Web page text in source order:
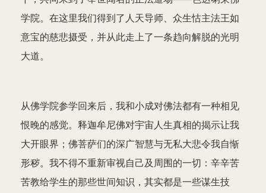
学院。在这里我们得到了人天导师、众生怙主法王如
意宝的慈悲摄受，并从此走上了一条趋向解脱的光明
大道。
从佛学院参学回来后，我和小成对佛法都有一种相见
恨晚的感觉。释迦牟尼佛对宇宙人生真相的揭示让我
大开眼界；佛菩萨们的深广智慧与无私大悲令我自惭
形秽。我不得不重新审视自己及周围的一切：辛辛苦
苦教给学生的那些世间知识，其实都是一些谋生技